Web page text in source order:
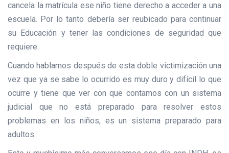
cancela la matrícula ese niño tiene derecho a acceder a una
escuela. Por lo tanto debería ser reubicado para continuar
su Educación y tener las condiciones de seguridad que
requiere.
Cuando hablamos después de esta doble victimización una
vez que ya se sabe lo ocurrido es muy duro y difícil lo que
ocurre y tiene que ver con que contamos con un sistema
judicial que no está preparado para resolver estos
problemas en los niños, es un sistema preparado para
adultos.